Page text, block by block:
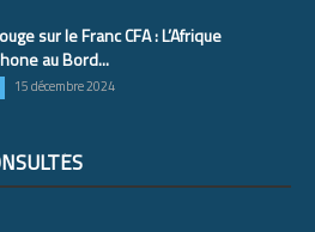
sur le Franc CFA : L’Afrique
au Bord...
15 décembre 2024